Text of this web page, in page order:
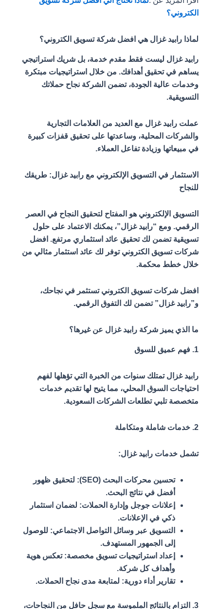
الكتروني؟
لماذا رابيد غزال هي افضل شركة تسويق الكتروني؟
رابيد غزال ليست فقط مقدم خدمة، بل شريك استراتيجي
يساهم في تحقيق أهدافك. من خلال استراتيجيات مبتكرة
وخدمات عالية الجودة، تضمن الشركة نجاح حملاتك
التسويقية.
عملت رابيد غزال مع العديد من العلامات التجارية
والشركات المحلية، وساعدتها على تحقيق قفزات كبيرة
في مبيعاتها وزيادة تفاعل العملاء.
الاستثمار في التسويق الإلكتروني مع رابيد غزال: طريقك
للنجاح
التسويق الإلكتروني هو المفتاح لتحقيق النجاح في العصر
الرقمي. ومع “رابيد غزال”، يمكنك الاعتماد على حلول
تسويقية تضمن لك تحقيق عائد استثماري مرتفع. افضل
شركات تسويق الكتروني توفر لك عائد استثمار مثالي من
خلال خطط محكمة.
افضل شركات تسويق الكتروني تستثمر في نجاحك،
و”رابيد غزال” تضمن لك التفوق الرقمي.
ما الذي يميز شركة رابيد غزال عن غيرها؟
رابيد غزال تمتلك سنوات من الخبرة التي تؤهلها لفهم
احتياجات السوق المحلي، مما يتيح لها تقديم خدمات
متخصصة تلبي تطلعات الشركات السعودية.
تشمل خدمات رابيد غزال:
تحسين محركات البحث (SEO): لتحقيق ظهور
أفضل في نتائج البحث.
إعلانات جوجل وإدارة الحملات: لضمان استثمار
ذكي في الإعلانات.
التسويق عبر وسائل التواصل الاجتماعي: للوصول
إلى الجمهور المستهدف.
إعداد استراتيجيات تسويق مخصصة: تعكس هوية
وأهداف كل شركة.
تقارير أداء دورية: لمتابعة مدى نجاح الحملات.
3. التزام بالنتائج الملموسة مع سجل حافل من النجاحات،